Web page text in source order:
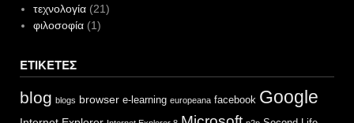
τεχνολογία(21)
φιλοσοφία(1)
ΕΤΙΚΈΤΕΣ
blog blogs browser e-learning europeana facebook Google